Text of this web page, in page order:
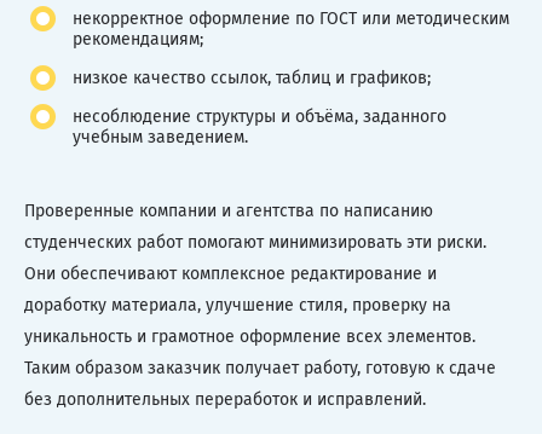
некорректное оформление по ГОСТ или методическим
рекомендациям;
низкое качество ссылок, таблиц и графиков;
несоблюдение структуры и объёма, заданного
учебным заведением.
Проверенные компании и агентства по написанию
студенческих работ помогают минимизировать эти риски.
Они обеспечивают комплексное редактирование и
доработку материала, улучшение стиля, проверку на
уникальность и грамотное оформление всех элементов.
Таким образом заказчик получает работу, готовую к сдаче
без дополнительных переработок и исправлений.